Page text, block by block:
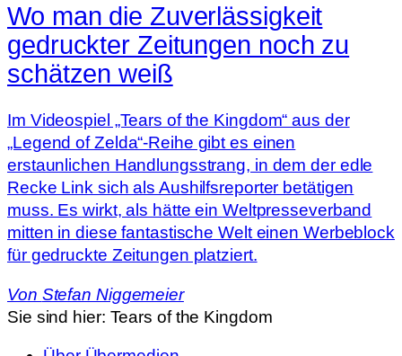
Wo man die Zuverlässigkeit
gedruckter Zeitungen noch zu
schätzen weiß
Im Videospiel „Tears of the Kingdom“ aus der
„Legend of Zelda“-Reihe gibt es einen
erstaunlichen Handlungsstrang, in dem der edle
Recke Link sich als Aushilfsreporter betätigen
muss. Es wirkt, als hätte ein Weltpresseverband
mitten in diese fantastische Welt einen Werbeblock
für gedruckte Zeitungen platziert.
Von Stefan Niggemeier
Sie sind hier: Tears of the Kingdom